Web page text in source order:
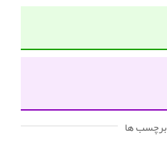
برچسب ها